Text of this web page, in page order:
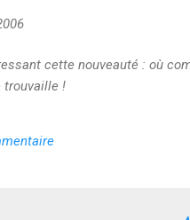
cette nouveauté : où
trouvaille !